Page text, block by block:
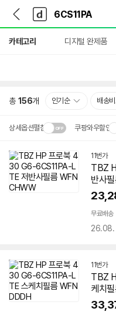
다
나
와
가
기
다
와
메
인
카테고리 디지털 완제품
총 156개 인기순 배송
상세옵션펼침 쿠팡와우할인
설치 환경·지역에 따라
배송·설치비가 달라집니다.닫
기
11번가
TBZ
반사
무료배송
26.08.
11번가
TBZ
케치